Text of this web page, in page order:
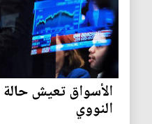
الأسواق تعيش
النووي